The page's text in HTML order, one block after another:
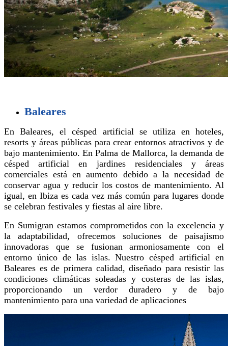
Baleares
En Baleares, el césped artificial se utiliza en hoteles,
resorts y áreas públicas para crear entornos atractivos y de
bajo mantenimiento. En Palma de Mallorca, la demanda de
césped artificial en jardines residenciales y áreas
comerciales está en aumento debido a la necesidad de
conservar agua y reducir los costos de mantenimiento. Al
igual, en Ibiza es cada vez más común para lugares donde
se celebran festivales y fiestas al aire libre.
En Sumigran estamos comprometidos con la excelencia y
la adaptabilidad, ofrecemos soluciones de paisajismo
innovadoras que se fusionan armoniosamente con el
entorno único de las islas. Nuestro césped artificial en
Baleares es de primera calidad, diseñado para resistir las
condiciones climáticas soleadas y costeras de las islas,
proporcionando un verdor duradero y de bajo
mantenimiento para una variedad de aplicaciones